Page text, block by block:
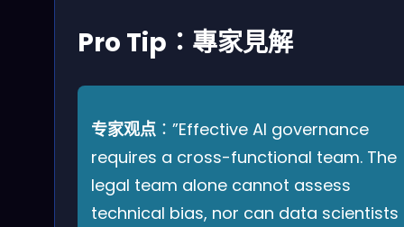
Pro Tip：專家見解
专家观点 ：”Effective AI governance
requires a cross-functional team. The
legal team alone cannot assess
technical bias, nor can data scientists